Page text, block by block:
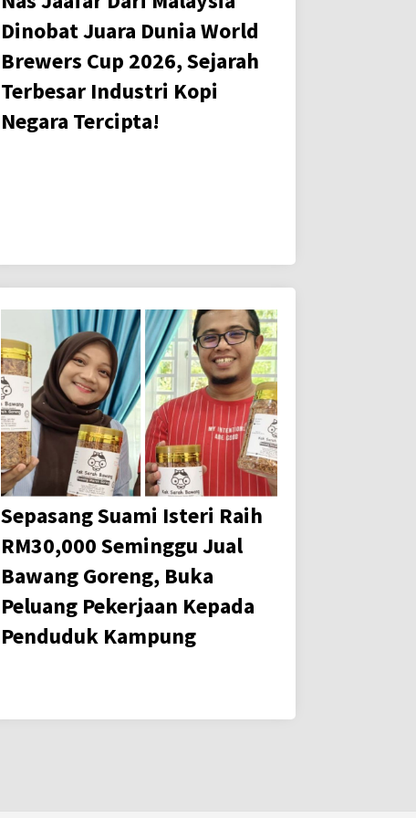
Dinobat Juara Dunia World
Brewers Cup 2026, Sejarah
Terbesar Industri Kopi
Negara Tercipta!
Sepasang Suami Isteri Raih
RM30,000 Seminggu Jual
Bawang Goreng, Buka
Peluang Pekerjaan Kepada
Penduduk Kampung